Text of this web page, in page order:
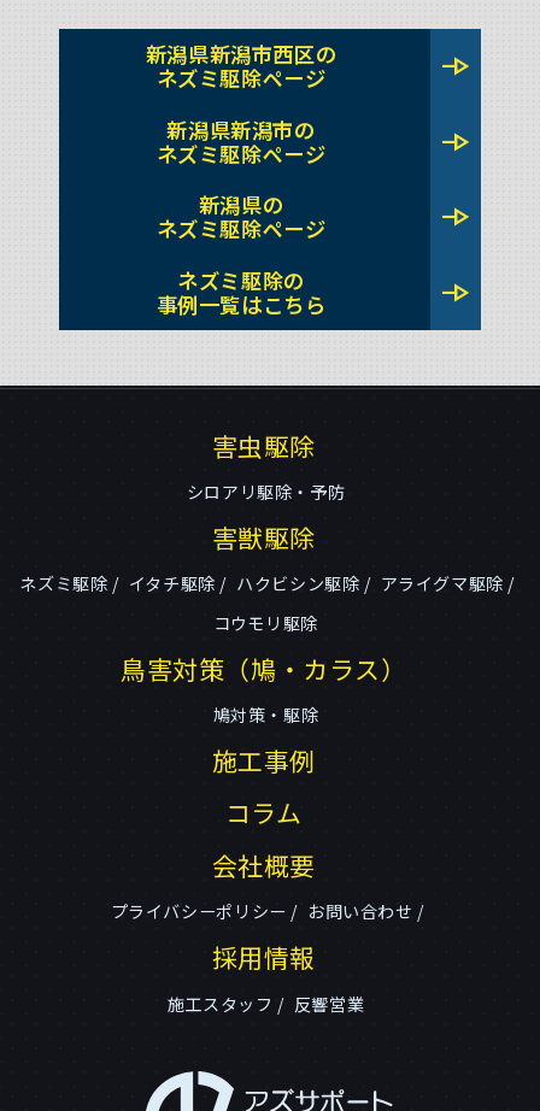
新潟県新潟市西区の
ネズミ駆除ページ
line_end_arrow
新潟県新潟市の
ネズミ駆除ページ
line_end_arrow
新潟県の
ネズミ駆除ページ
line_end_arrow
ネズミ駆除の
事例一覧はこちら
line_end_arrow
害虫駆除
シロアリ駆除・予防
害獣駆除
ネズミ駆除 イタチ駆除 ハクビシン駆除
アライグマ駆除
コウモリ駆除
鳥害対策（鳩・カラス）
鳩対策・駆除
施工事例
コラム
会社概要
プライバシーポリシー お問い合わせ
採用情報
施工スタッフ 反響営業